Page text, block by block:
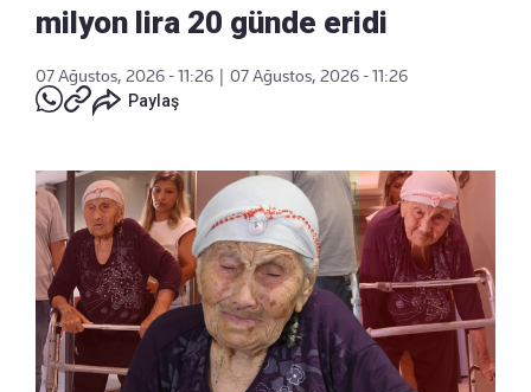
milyon lira 20 günde eridi
07 Ağustos, 2026 - 11:26
07 Ağustos, 2026 - 11:26
Paylaş